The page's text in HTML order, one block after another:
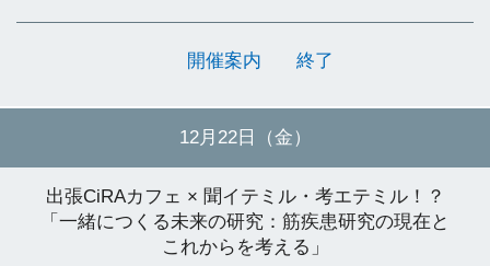
開催案内 終了
12月22日（金）
出張CiRAカフェ × 聞イテミル・考エテミル！？
「一緒につくる未来の研究：筋疾患研究の現在と
これからを考える」